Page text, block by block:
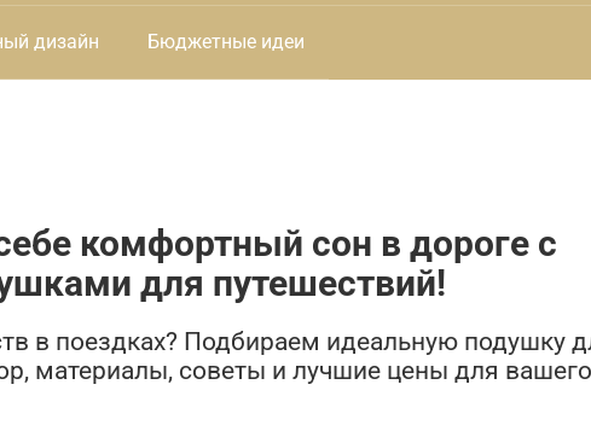
дизайн Бюджетные идеи
комфортный сон в дороге с
для путешествий!
в поездках? Подбираем идеальную подушку
материалы, советы и лучшие цены для вашего